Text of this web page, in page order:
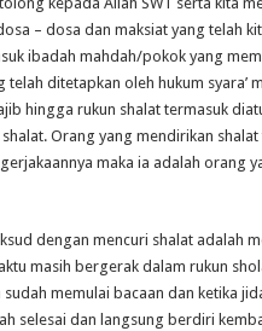
– dosa dan maksiat yang telah
ibadah mahdah/pokok yang
telah ditetapkan oleh hukum syara’
hingga rukun shalat termasuk
Orang yang mendirikan
maka ia adalah orang
dengan mencuri shalat adalah
masih bergerak dalam rukun
sudah memulai bacaan dan ketika
selesai dan langsung berdiri